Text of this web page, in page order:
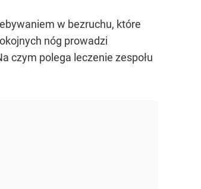
w bezruchu, które
nóg prowadzi
czym polega leczenie zespołu